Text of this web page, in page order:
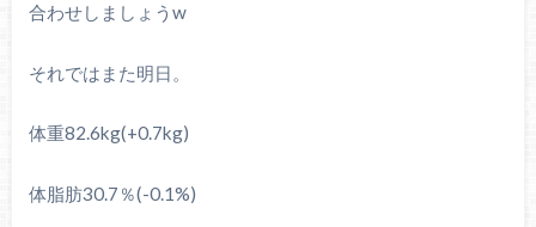
合わせしましょうw
それではまた明日。
体重82.6kg(+0.7kg)
体脂肪30.7％(-0.1%)